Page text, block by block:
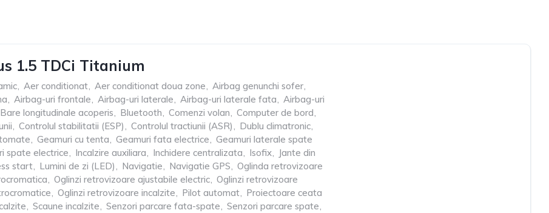
1.5 TDCi Titanium
, Aer conditionat, Aer conditionat doua zone, Airbag genunchi sofer,
, Airbag-uri frontale, Airbag-uri laterale, Airbag-uri laterale fata, Airbag-uri
Bare longitudinale acoperis, Bluetooth, Comenzi volan, Computer de bord,
, Controlul stabilitatii (ESP), Controlul tractiunii (ASR), Dublu climatronic,
, Geamuri cu tenta, Geamuri fata electrice, Geamuri laterale spate
spate electrice, Incalzire auxiliara, Inchidere centralizata, Isofix, Jante din
start, Lumini de zi (LED), Navigatie, Navigatie GPS, Oglinda retrovizoare
, Oglinzi retrovizoare ajustabile electric, Oglinzi retrovizoare
, Oglinzi retrovizoare incalzite, Pilot automat, Proiectoare ceata
, Scaune incalzite, Senzori parcare fata-spate, Senzori parcare spate,